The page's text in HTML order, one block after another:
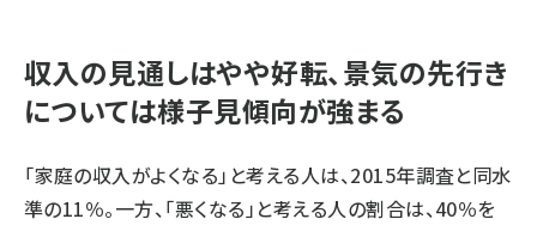
収入の見通しはやや好転、景気の先行き
については様子見傾向が強まる
「家庭の収入がよくなる」と考える人は、2015年調査と同水
準の11％。一方、「悪くなる」と考える人の割合は、40％を